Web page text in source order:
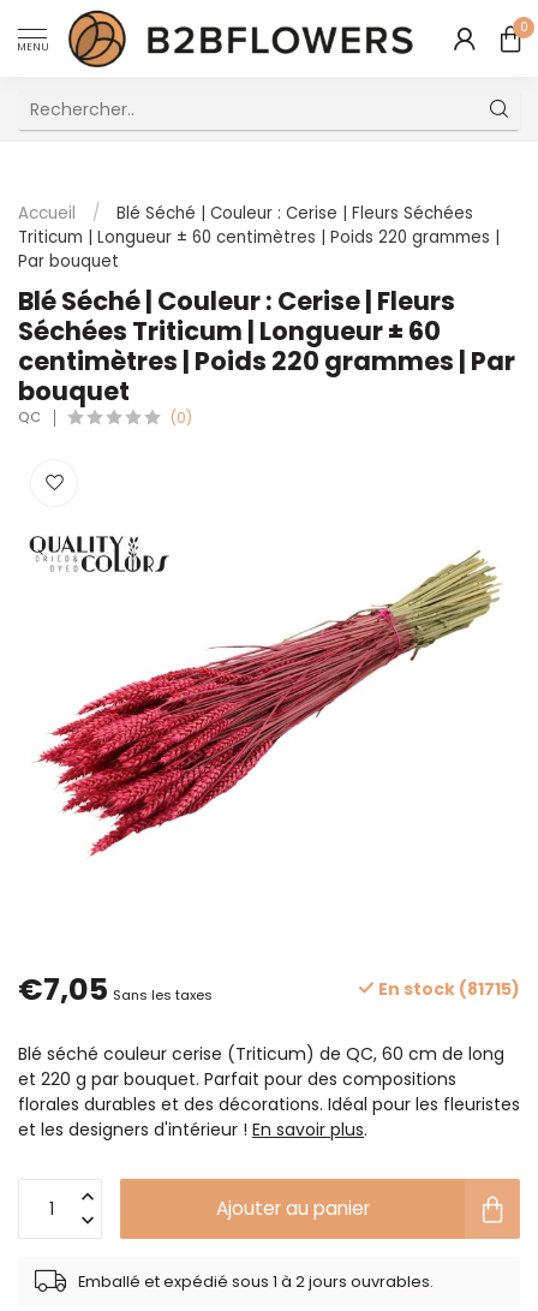
MENU
0
Accueil /
Blé Séché | Couleur : Cerise | Fleurs Séchées
Triticum | Longueur ± 60 centimètres | Poids 220 grammes |
Par bouquet
Blé Séché | Couleur : Cerise | Fleurs
Séchées Triticum | Longueur ± 60
centimètres | Poids 220 grammes | Par
bouquet
QC (0)
€7,05 Sans les taxes En stock (81715)
Blé séché couleur cerise (Triticum) de QC, 60 cm de long
et 220 g par bouquet. Parfait pour des compositions
florales durables et des décorations. Idéal pour les fleuristes
et les designers d'intérieur ! En savoir plus.
Ajouter au panier
Emballé et expédié sous 1 à 2 jours ouvrables.